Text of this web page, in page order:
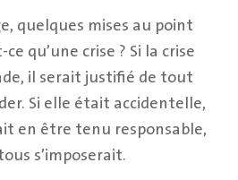
quelques mises au point
qu’une crise ? Si la crise
il serait justifié de tout
Si elle était accidentelle,
en être tenu responsable,
s’imposerait.